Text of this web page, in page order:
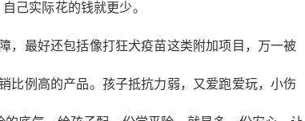
己实际花的钱就更少。
，最好还包括像打狂犬疫苗这类附加项目，万一被
比例高的产品。孩子抵抗力弱，又爱跑爱玩，小伤